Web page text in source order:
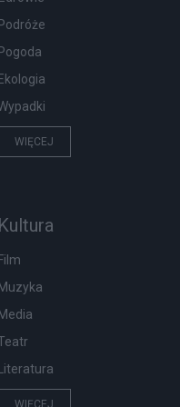
Podróże
Pogoda
Ekologia
WIĘCEJ
Kultura
Film
Muzyka
Media
Literatura